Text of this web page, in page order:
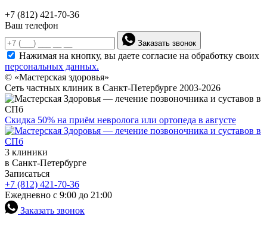
+7 (812) 421-70-36
Ваш телефон
Заказать звонок
Нажимая на кнопку, вы даете согласие на обработку своих
персональных данных.
© «Мастерская здоровья»
Сеть частных клиник в Санкт-Петербурге 2003-2026
Скидка 50% на приём невролога или ортопеда в августе
3 клиники
в Санкт-Петербурге
Записаться
+7 (812) 421-70-36
Ежедневно с 9:00 до 21:00
Заказать звонок